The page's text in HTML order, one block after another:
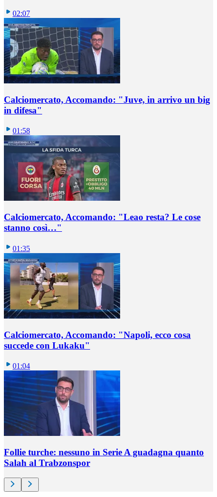
02:07
Calciomercato, Accomando: "Juve, in arrivo un big
in difesa"
01:58
Calciomercato, Accomando: "Leao resta? Le cose
stanno così…"
01:35
Calciomercato, Accomando: "Napoli, ecco cosa
succede con Lukaku"
01:04
Follie turche: nessuno in Serie A guadagna quanto
Salah al Trabzonspor